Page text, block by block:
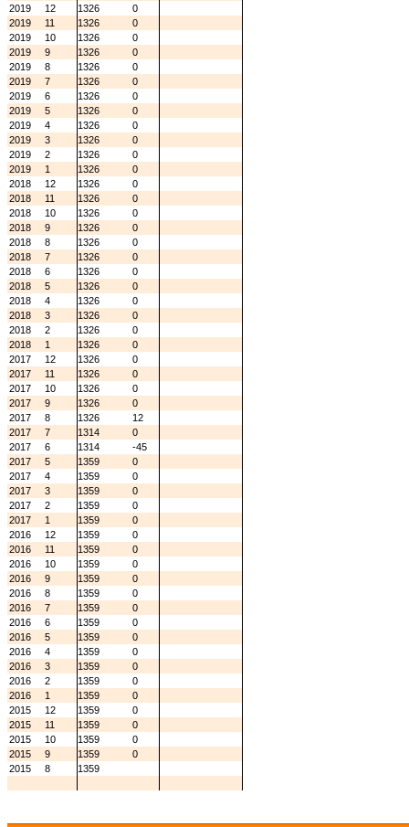
2019
12 1326
0
2019
11 1326
0
2019
10 1326
0
2019
9 1326
0
2019
8 1326
0
2019
7 1326
0
2019
6 1326
0
2019
5 1326
0
2019
4 1326
0
2019
3 1326
0
2019
2 1326
0
2019
1 1326
0
2018
12 1326
0
2018
11 1326
0
2018
10 1326
0
2018
9 1326
0
2018
8 1326
0
2018
7 1326
0
2018
6 1326
0
2018
5 1326
0
2018
4 1326
0
2018
3 1326
0
2018
2 1326
0
2018
1 1326
0
2017
12 1326
0
2017
11 1326
0
2017
10 1326
0
2017
9 1326
0
2017
8 1326
12
2017
7 1314
0
2017
6 1314
-45
2017
5 1359
0
2017
4 1359
0
2017
3 1359
0
2017
2 1359
0
2017
1 1359
0
2016
12 1359
0
2016
11 1359
0
2016
10 1359
0
2016
9 1359
0
2016
8 1359
0
2016
7 1359
0
2016
6 1359
0
2016
5 1359
0
2016
4 1359
0
2016
3 1359
0
2016
2 1359
0
2016
1 1359
0
2015
12 1359
0
2015
11 1359
0
2015
10 1359
0
2015
9 1359
0
2015
8 1359